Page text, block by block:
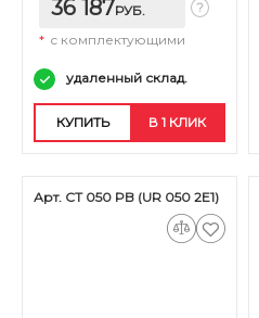
36 187РУБ.
* с комплектующими
удаленный склад.
КУПИТЬ В 1 КЛИК
Арт. CT 050 PB (UR 050 2E1)